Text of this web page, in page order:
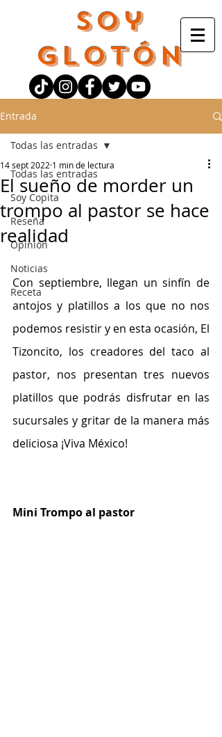
Soy
Glotón
Entrada
Todas las entradas
Soy Copita
Reseña
Opinión
Noticias
Receta
Todas las entradas
El sueño de morder un
trompo al pastor se hace
realidad
14 sept 2022 1 min de lectura
Con septiembre, llegan un sinfín de
antojos y platillos a los que no nos
podemos resistir y en esta ocasión, El
Tizoncito, los creadores del taco al
pastor, nos presentan tres nuevos
platillos que podrás disfrutar en las
sucursales y gritar de la manera más
deliciosa ¡Viva México!
Mini Trompo al pastor